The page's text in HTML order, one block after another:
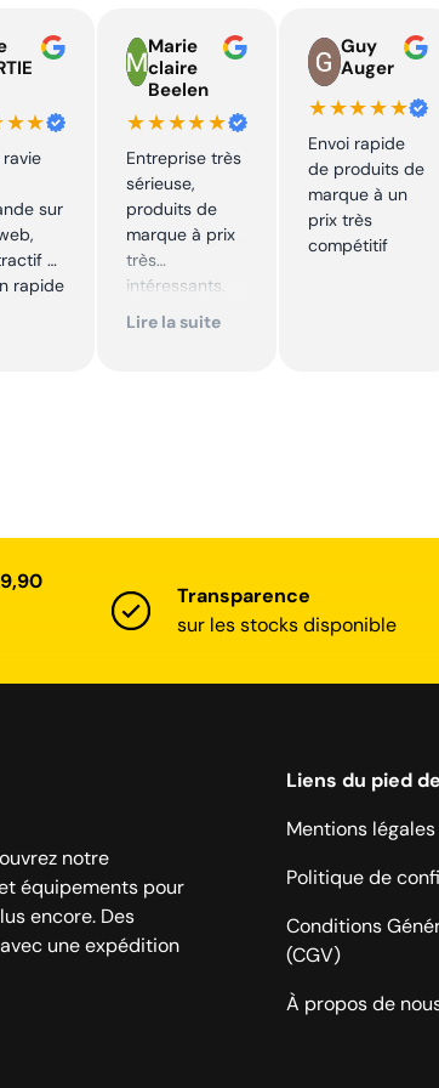
sur
et
rapide
Marie
claire
Beelen
★★★★★
Entreprise très
sérieuse,
produits de
marque à prix
très
intéressants.
Excellent suivi !
Lire la suite
Guy
Auger
★★★★★
Envoi rapide
de produits de
marque à un
prix très
compétitif
Transparence
sur les stocks disponible
notre
équipements pour
encore. Des
une expédition
Liens du pied
Mentions légales
Politique de
Conditions
(CGV)
À propos de